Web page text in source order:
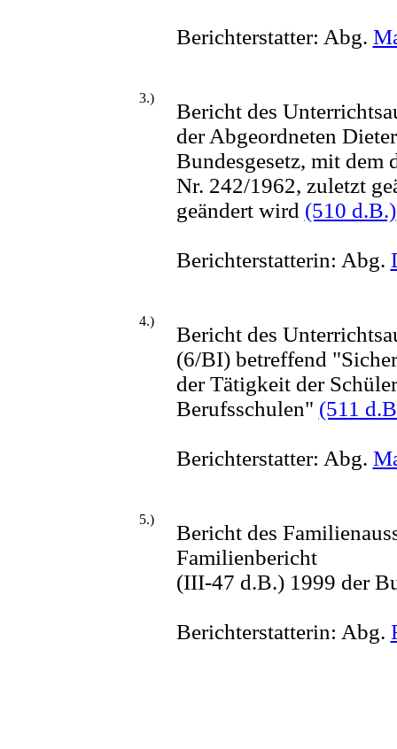
Berichterstatter: Abg.
3.)
Bericht des
der Abgeordneten
Bundesgesetz, mit dem
Nr. 242/1962, zuletzt
geändert wird (510 d.B.)
Berichterstatterin: Abg.
4.)
Bericht des
(6/BI) betreffend
der Tätigkeit der
Berufsschulen" (511
Berichterstatter: Abg.
5.)
Bericht des
Familienbericht
(III-47 d.B.) 1999 der
Berichterstatterin: Abg.